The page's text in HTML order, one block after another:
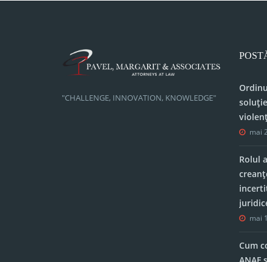
"CHALLENGE, INNOVATION, KNOWLEDGE"
mai
Rolul
mai
Cum